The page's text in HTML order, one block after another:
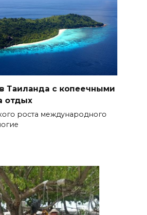
Таиланда с копеечными
отдых
роста международного